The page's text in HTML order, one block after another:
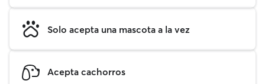
Solo acepta una mascota a la vez
Acepta cachorros